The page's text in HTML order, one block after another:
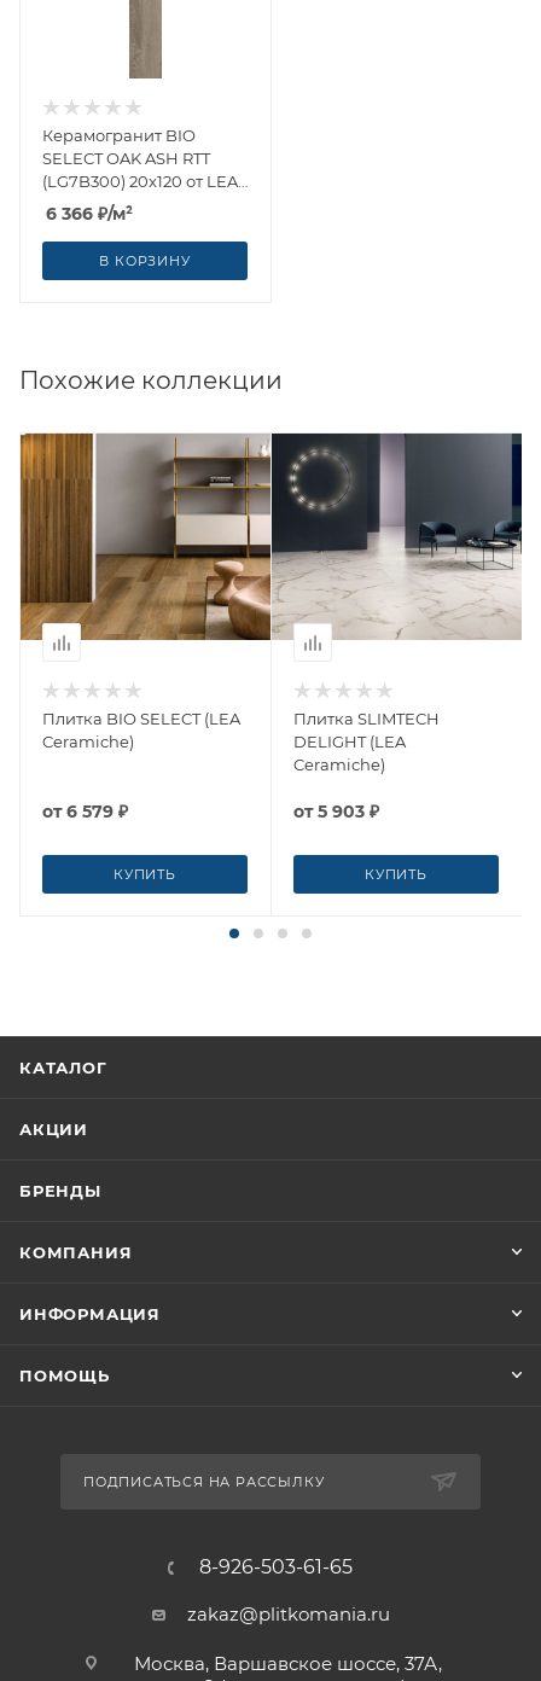
Керамогранит BIO
SELECT OAK ASH RTT
(LG7B300) 20x120 от LEA
Ceramiche (Италия)
6 366 ₽/м²
В КОРЗИНУ
Похожие коллекции
Плитка BIO SELECT (LEA
Ceramiche)
от6 579 ₽
КУПИТЬ
Плитка SLIMTECH
DELIGHT (LEA
Ceramiche)
от5 903 ₽
КУПИТЬ
КАТАЛОГ
АКЦИИ
БРЕНДЫ
КОМПАНИЯ
ИНФОРМАЦИЯ
ПОМОЩЬ
ПОДПИСАТЬСЯ НА РАССЫЛКУ
8-926-503-61-65
zakaz@plitkomania.ru
Москва, Варшавское шоссе, 37А,